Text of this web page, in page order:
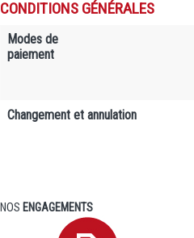
CONDITIONS GÉNÉRALES
Modes de
paiement
Changement et annulation
NOS ENGAGEMENTS